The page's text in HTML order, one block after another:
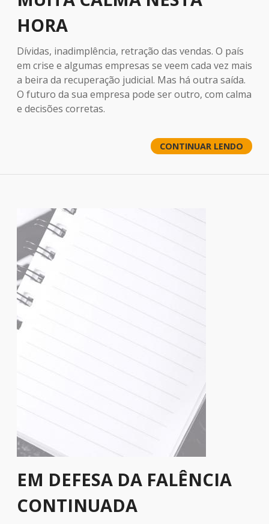
HORA
Dívidas, inadimplência, retração das vendas. O país
em crise e algumas empresas se veem cada vez mais
a beira da recuperação judicial. Mas há outra saída.
O futuro da sua empresa pode ser outro, com calma
e decisões corretas.
CONTINUAR LENDO
EM DEFESA DA FALÊNCIA
CONTINUADA